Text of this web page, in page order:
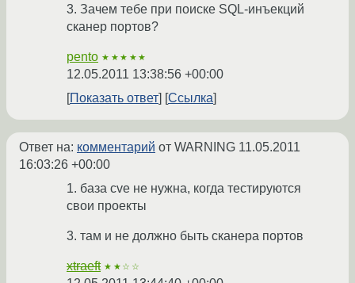
3. Зачем тебе при поиске SQL-инъекций
сканер портов?
pento ★★★★★
12.05.2011 13:38:56 +00:00
Показать ответ
Ссылка
Ответ на: комментарий от WARNING 11.05.2011
16:03:26 +00:00
1. база cve не нужна, когда тестируются
свои проекты
3. там и не должно быть сканера портов
xtraeft ★★☆☆